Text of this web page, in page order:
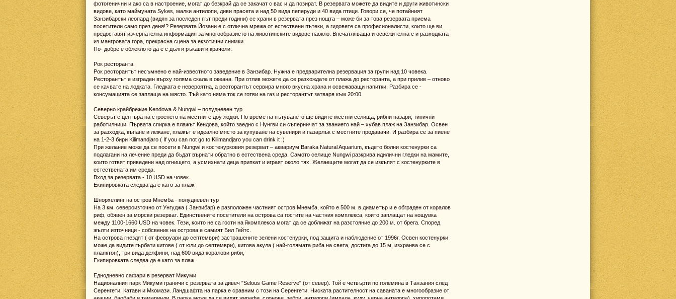
фотогенични и ако са в настроение, могат до безкрай да се закачат с вас и да позират. В резервата можете да видите и други животински
видове, като маймуната Sykes, малки антилопи, диви прасета и над 50 вида пеперуди и 40 вида птици. Говори се, че потайният
Занзибарски леопард (видян за последен път преди години) се храни в резервата през нощта – може би за това резервата приема
посетители само през деня!? Резервата Йозани е с отлична мрежа от естествени пътеки, а гидовете са професионалисти, които ще ви
предоставят изчерпателна информация за многообразието на животинските видове наокло. Впечатляваща и освежителна е и разходката
из мангровата гора, прекрасна сцена за екзотични снимки.
По- добре е облеклото да е с дълги ръкави и крачоли.
Рок ресторанта
Рок ресторантът несъмнено е най-известното заведение в Занзибар. Нужна е предварителна резервация за групи над 10 човека.
Ресторантът е изграден върху голяма скала в океана. При отлив можете да се разхождате от плажа до ресторанта, а при прилив – отново
се качвате на лодката. Гледката е невероятна, а ресторантът сервира много вкусна храна и освежаващи напитки. Разбира се -
консумацията се заплаща на място. Тъй като няма ток се готви на газ и ресторантът затваря към 20:00.
Северно крайбрежие Kendowa & Nungwi – полудневен тур
Северът е центъра на строенето на местните доу лодки. По време на пътуването ще видите местни селища, рибни пазари, типични
работилници. Първата спирка е плажът Кендова, който заедно с Нунгви си съперничат за званието най – хубав плаж на Занзибар. Освен
за разходка, къпане и лежане, плажът е идеално място за купуване на сувенири и пазарлък с местните продавачи. И разбира се за пиене
на 1-2-3 бири Kilimandjaro ( If you can not go to Kilimandjaro you can drink it ;)
При желание може да се посети в Nungwi и костенурковия резерват – аквариум Baraka Natural Aquarium, където болни костенурки са
подлагани на лечение преди да бъдат върнати обратно в естествена среда. Самото селище Nungwi разкрива идилични гледки на мамите,
които готвят приведени над огнището, а усмихнати деца припкат и играят около тях. Желаещите могат да се изкъпят с костенурките в
естествената им среда.
Вход за резервата - 10 USD на човек.
Екипировката следва да е като за плаж.
Шнорхелинг на остров Мнемба - полудневен тур
На 3 км. североизточно от Унгуджа ( Занзибар) е разположен частният остров Мнемба, който е 500 м. в диаметър и е обграден от коралов
риф, обявен за морски резерват. Единствените посетители на острова са гостите на частния комплекса, които заплащат на нощувка
между 1100-1660 USD на човек. Тези, които не са гости на йкомплекса могат да се доближат на разстояние до 200 м. от брега. Според
жълти източници - собсвеник на острова е самият Бил Гейтс.
На острова гнездят ( от февруари до септември) застрашените зелени костенурки, под защита и наблюдение от 1996г. Освен костенурки
може да видите гърбати китове ( от юли до септември), китова акула ( най-голямата риба на света, достига до 15 м, изхранва се с
планктон), три вида делфини, над 600 вида коралови риби,
Екипировката следва да е като за плаж.
Еднодневно сафари в резерват Микуми
Националния парк Микуми граничи с резервата за дивеч "Selous Game Reserve" (от север). Той е четвърти по големина в Танзания след
Серенгети, Катави и Мкомази. Ландшафта на парка е сравним с този на Серенгети. Ниската растителност на саваната е многообразие от